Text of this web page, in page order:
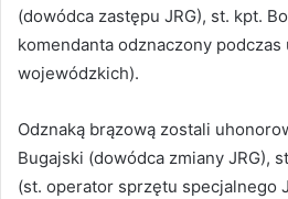
(dowódca zastępu JRG), st. kpt.
komendanta odznaczony
wojewódzkich).
Odznaką brązową zostali
Bugajski (dowódca zmiany JRG),
(st. operator sprzętu specjalnego